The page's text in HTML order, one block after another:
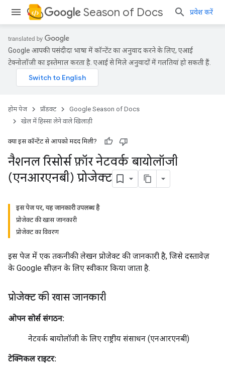
Season of Docs प्रवेश करें
Google आपकी पसंदीदा भाषा में कॉन्टेंट का अनुवाद करने के लिए, एआई
टेक्नोलॉजी का इस्तेमाल करता है. एआई से मिले अनुवादों में गलतियां हो सकती हैं.
होम पेज प्रॉडक्ट
Google Season of Docs
खेल में हिस्सा लेने वाले खिलाड़ी
क्या इस कॉन्टेंट से आपको मदद मिली?
नैशनल रिसोर्स फ़ॉर नेटवर्क बायोलॉजी
(एनआरएनबी) प्रोजेक्ट
इस पेज पर, यह जानकारी उपलब्ध है
प्रोजेक्ट की खास जानकारी
प्रोजेक्ट का विवरण
इस पेज में एक तकनीकी लेखन प्रोजेक्ट की जानकारी है, जिसे दस्तावेज़
के Google सीज़न के लिए स्वीकार किया जाता है.
प्रोजेक्ट की खास जानकारी
ओपन सोर्स संगठन:
नेटवर्क बायोलॉजी के लिए राष्ट्रीय संसाधन (एनआरएनबी)
टेक्निकल राइटर: